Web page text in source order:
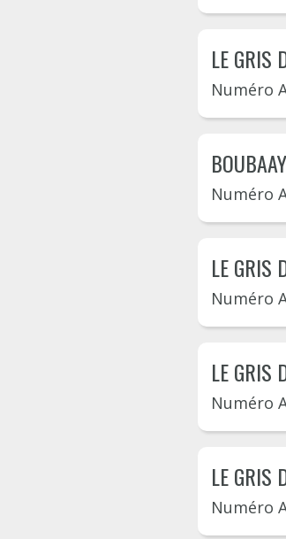
LE GRIS
Numéro
Numéro
LE GRIS
Numéro
LE GRIS
Numéro
LE GRIS
Numéro